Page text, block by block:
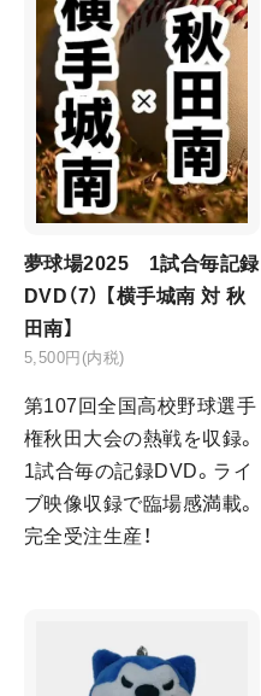
夢球場2025 1試合毎記録
DVD（7） 【横手城南 対 秋
田南】
5,500円(内税)
第107回全国高校野球選手
権秋田大会の熱戦を収録。
1試合毎の記録DVD。ライ
ブ映像収録で臨場感満載。
完全受注生産！